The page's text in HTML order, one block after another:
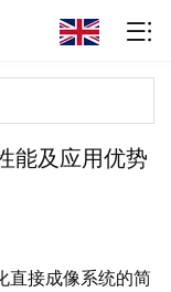
能及应用优势
直接成像系统的简